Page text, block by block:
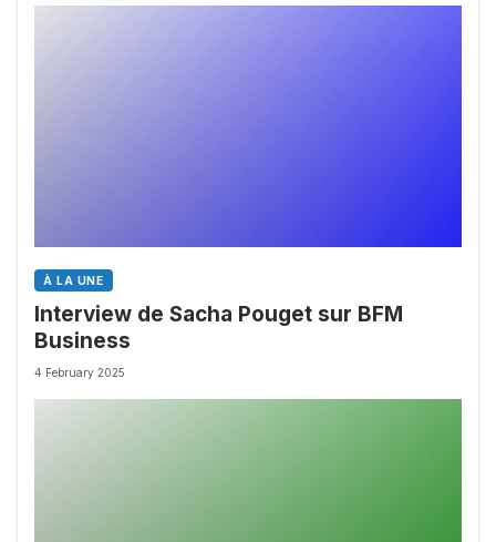
À LA UNE
Interview de Sacha Pouget sur BFM
Business
4 February 2025